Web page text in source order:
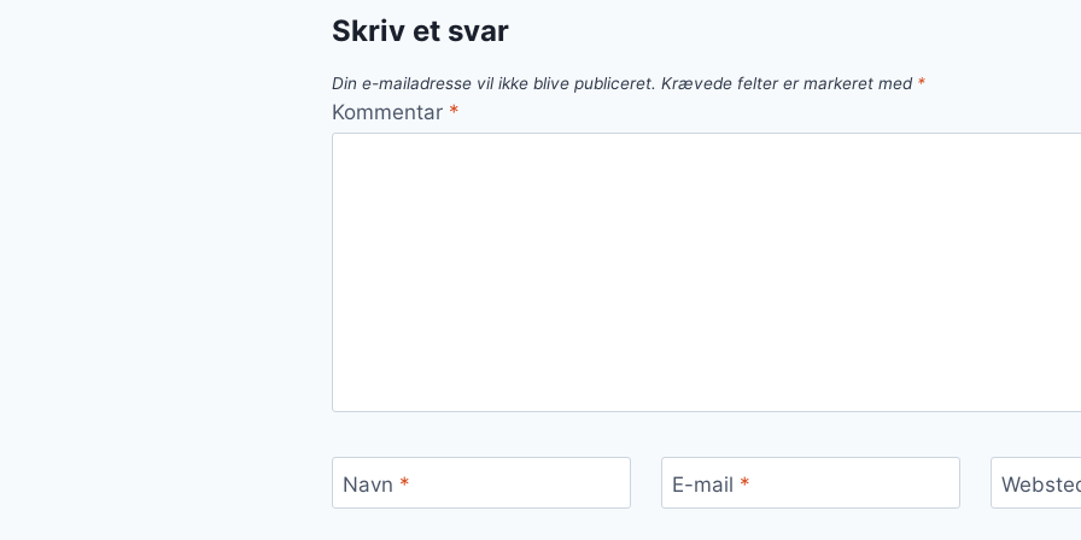
Skriv et svar
Din e-mailadresse vil ikke blive publiceret. Krævede felter er markeret med *
Kommentar *
Navn * E-mail *